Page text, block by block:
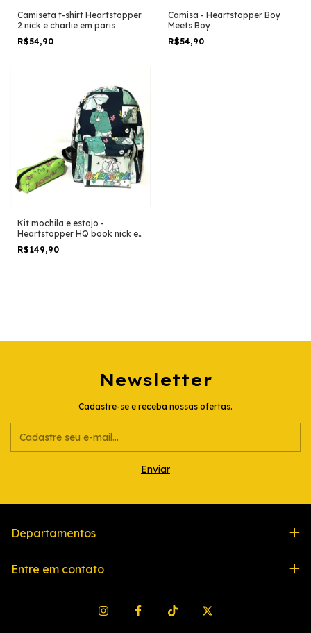
Camiseta t-shirt Heartstopper
2 nick e charlie em paris
R$54,90
Camisa - Heartstopper Boy
Meets Boy
R$54,90
Kit mochila e estojo -
Heartstopper HQ book nick e
charlie serie version two
tamanho grande padrão
R$149,90
Newsletter
Cadastre-se e receba nossas ofertas.
Departamentos
Entre em contato